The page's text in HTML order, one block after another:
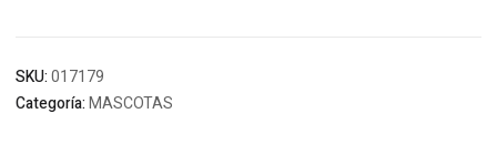
SKU:017179
Categoría:MASCOTAS